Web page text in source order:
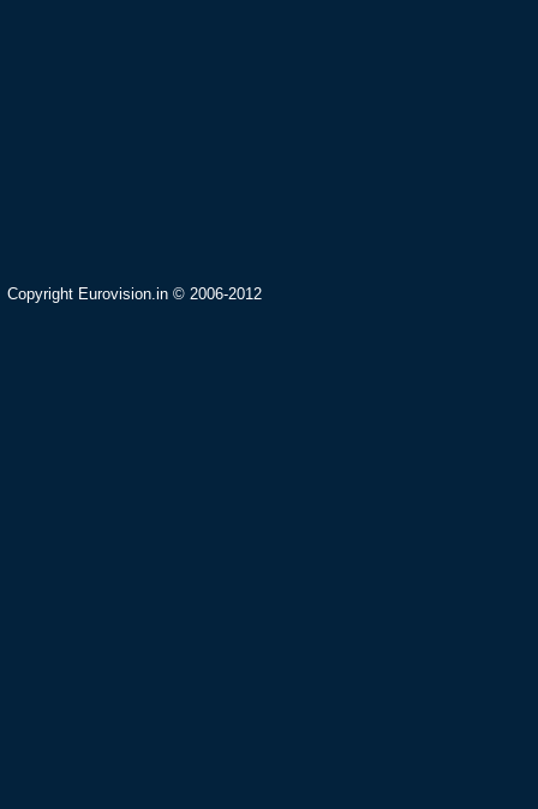
Copyright Eurovision.in © 2006-2012